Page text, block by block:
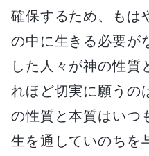
確保するため、もは
の中に生きる必要が
した人々が神の性質
れほど切実に願うの
の性質と本質はいつ
生を通していのちを